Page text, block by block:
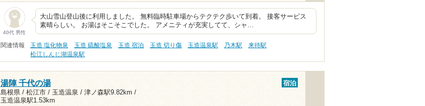
40代 男性
大山雪山登山後に利用しました。 無料臨時駐車場からテクテク歩いて到着。 接客サービス
素晴らしい。 お湯はそこそこでした。 アメニティが充実してて、シャ…
関連情報 玉造 塩化物泉 玉造 硫酸塩泉 玉造 宿泊 玉造 切り傷 玉造温泉駅 乃木駅
来待駅
松江しんじ湖温泉駅
湯陣 千代の湯
島根県 / 松江市 / 玉造温泉 / 津ノ森駅9.82km /
玉造温泉駅1.53km
宿泊